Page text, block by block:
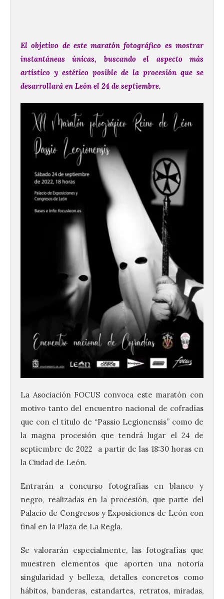
El objetivo de este maratón fotográfico es mostrar
instantáneas únicas, buscando el aspecto más
artístico y estético posible de la procesión que se
desarrollará en León el 24 de septiembre.
La Asociación FOCUS convoca este maratón con
motivo tanto del encuentro nacional de cofradías
que con el título de “Passio Legionensis” como de
la magna procesión que tendrá lugar el 24 de
septiembre de 2022 a partir de las 18:30 horas en
la Ciudad de León.
Entrarán a concurso fotografías en blanco y
negro, realizadas en la procesión, que parte del
Palacio de Congresos y Exposiciones de León con
final en la Plaza de La Regla.
Se valorarán especialmente, las fotografías que
muestren elementos que aporten una notoria
singularidad y belleza, detalles concretos como
hábitos, banderas, estandartes, retratos, miradas,